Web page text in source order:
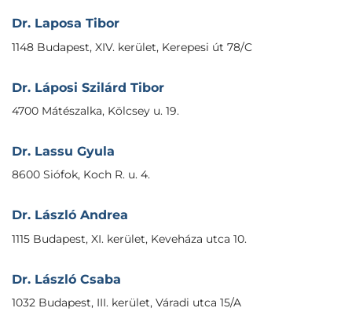
Dr. Laposa Tibor
1148 Budapest, XIV. kerület, Kerepesi út 78/C
Dr. Láposi Szilárd Tibor
4700 Mátészalka, Kölcsey u. 19.
Dr. Lassu Gyula
8600 Siófok, Koch R. u. 4.
Dr. László Andrea
1115 Budapest, XI. kerület, Keveháza utca 10.
Dr. László Csaba
1032 Budapest, III. kerület, Váradi utca 15/A